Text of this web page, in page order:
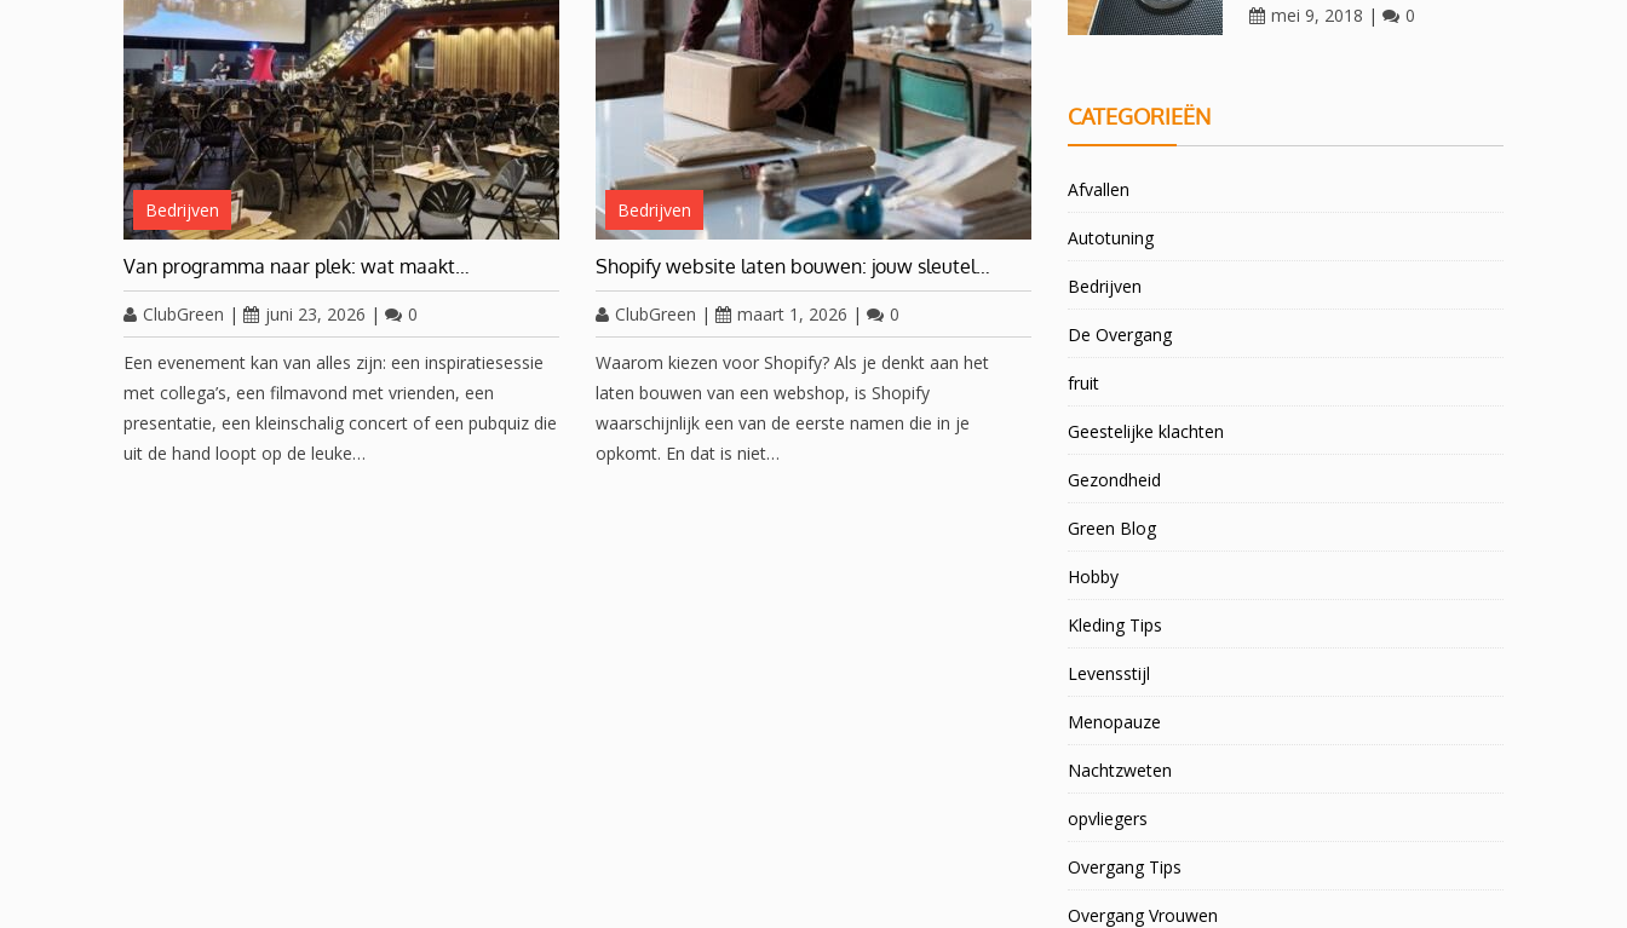
Bedrijven
Van programma naar plek: wat maakt…
ClubGreen | juni 23, 2026 | 0
Een evenement kan van alles zijn: een inspiratiesessie
met collega’s, een filmavond met vrienden, een
presentatie, een kleinschalig concert of een pubquiz die
uit de hand loopt op de leuke…
Bedrijven
Shopify website laten bouwen: jouw sleutel…
ClubGreen | maart 1, 2026 | 0
Waarom kiezen voor Shopify? Als je denkt aan het
laten bouwen van een webshop, is Shopify
waarschijnlijk een van de eerste namen die in je
opkomt. En dat is niet…
mei 9, 2018 | 0
CATEGORIEËN
Afvallen
Autotuning
Bedrijven
De Overgang
fruit
Geestelijke klachten
Gezondheid
Green Blog
Hobby
Kleding Tips
Levensstijl
Menopauze
Nachtzweten
opvliegers
Overgang Tips
Overgang Vrouwen